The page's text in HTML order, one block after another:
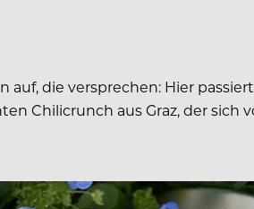
die versprechen: Hier
Chilicrunch aus Graz, der sich